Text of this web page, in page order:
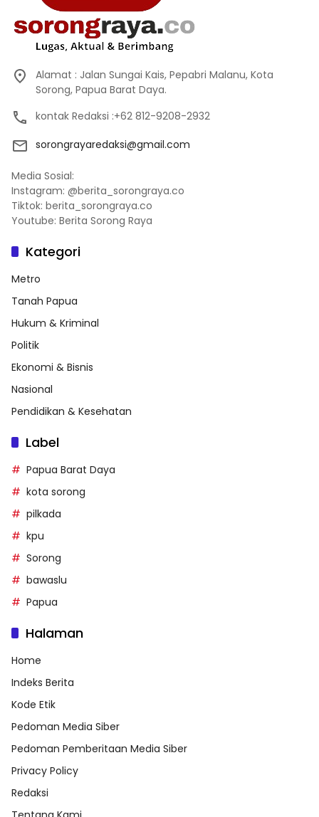
Alamat : Jalan Sungai Kais, Pepabri Malanu, Kota
Sorong, Papua Barat Daya.
kontak Redaksi :+62 812-9208-2932
sorongrayaredaksi@gmail.com
Media Sosial:
Instagram: @berita_sorongraya.co
Tiktok: berita_sorongraya.co
Youtube: Berita Sorong Raya
Kategori
Metro
Tanah Papua
Hukum & Kriminal
Politik
Ekonomi & Bisnis
Nasional
Pendidikan & Kesehatan
Label
Papua Barat Daya
kota sorong
pilkada
kpu
Sorong
bawaslu
Papua
Halaman
Home
Indeks Berita
Kode Etik
Pedoman Media Siber
Pedoman Pemberitaan Media Siber
Privacy Policy
Redaksi